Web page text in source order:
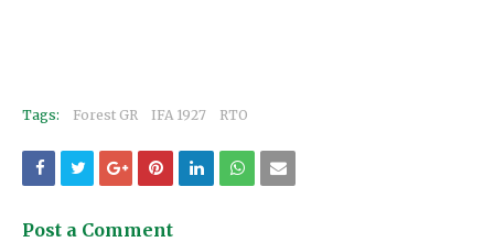
Tags: Forest GR IFA 1927 RTO
Post a Comment